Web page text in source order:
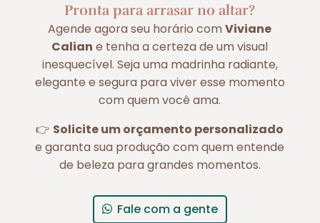
Pronta para arrasar no altar?
Agende agora seu horário comViviane
Calian e tenha a certeza de um visual
inesquecível. Seja uma madrinha radiante,
elegante e segura para viver esse momento
com quem você ama.
👉 Solicite um orçamento personalizado
e garanta sua produção com quem entende
de beleza para grandes momentos.
Fale com a gente